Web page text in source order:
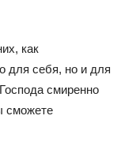
как
для себя, но и для
смиренно
сможете